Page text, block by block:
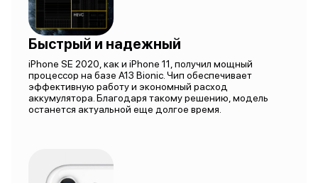
Быстрый и надежный
iPhone SE 2020, как и iPhone 11, получил мощный
процессор на базе A13 Bionic. Чип обеспечивает
эффективную работу и экономный расход
аккумулятора. Благодаря такому решению, модель
останется актуальной еще долгое время.